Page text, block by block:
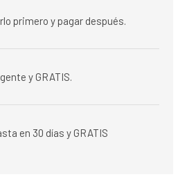
primero y pagar después.
y GRATIS.
en 30 días y GRATIS